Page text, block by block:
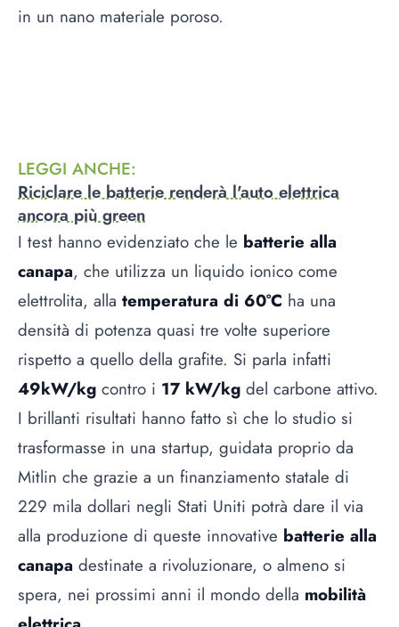
in un nano materiale poroso.
LEGGI ANCHE:
Riciclare le batterie renderà l'auto elettrica
ancora più green
I test hanno evidenziato che le batterie alla
canapa, che utilizza un liquido ionico come
elettrolita, alla temperatura di 60°C ha una
densità di potenza quasi tre volte superiore
rispetto a quello della grafite. Si parla infatti
49kW/kg contro i 17 kW/kg del carbone attivo.
I brillanti risultati hanno fatto sì che lo studio si
trasformasse in una startup, guidata proprio da
Mitlin che grazie a un finanziamento statale di
229 mila dollari negli Stati Uniti potrà dare il via
alla produzione di queste innovative batterie alla
canapa destinate a rivoluzionare, o almeno si
spera, nei prossimi anni il mondo della mobilità